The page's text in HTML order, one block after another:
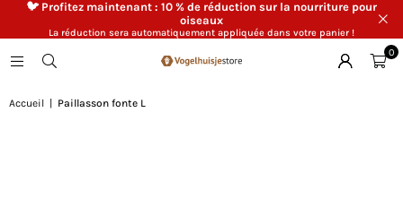
🐦 Profitez maintenant : 10 % de réduction sur la nourriture pour
oiseaux
La réduction sera automatiquement appliquée dans votre panier !
0
Accueil Paillasson fonte L